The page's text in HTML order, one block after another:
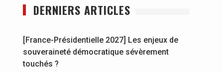
DERNIERS ARTICLES
[France-Présidentielle 2027] Les enjeux de
souveraineté démocratique sévèrement
touchés ?